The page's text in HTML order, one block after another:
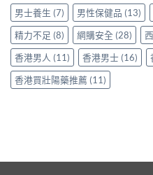
道
與
選
購
指
南〉
中
男士養生 (7) 男性保健品 (13)
精力不足 (8) 網購安全 (28)
香港男人 (11) 香港男士 (16)
香港買壯陽藥推薦 (11)